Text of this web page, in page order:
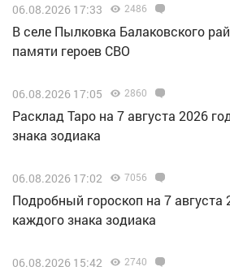
06.08.2026 17:33 2486
В селе Пылковка Балаковского
памяти героев СВО
06.08.2026 17:05 2860
Расклад Таро на 7 августа 2026
знака зодиака
06.08.2026 17:02 7056
Подробный гороскоп на 7 августа
каждого знака зодиака
06.08.2026 15:42 2740